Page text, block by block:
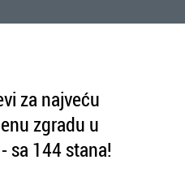
za najveću
zgradu u
sa 144 stana!